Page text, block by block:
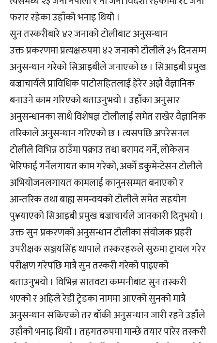
फरार रहेका उहाँको भनाइ थियोे ।
सुन तस्करीबारे ४२ जनाको टोलीबाट अनुसन्धान
उक्त प्रकरणमा प्रत्यक्षरुपमा ४२ जनाको टोलीले ३५ दिनसम्म
अनुसन्धान गरेको सिआइबीले जनाएको छ । सिआइबी प्रमुख
बज्राचार्यले प्राविधिक पाटोसहितलाई हेरेर अझै वैज्ञानिक
बनाउने काम गरिएको बताउनुभयो । उहाँका अनुसार
अनुसन्धानका साथै विशेषज्ञ टोलीलाई समेत राखेर वैज्ञानिक
तरिकाले अनुसन्धान गरिएको छ । त्यसपछि अपरेसनल
टोलीले विभिन्न ठाउँमा पक्राउ तथा बरामद गर्ने, लोकेसन
भेरिफाई गर्नेलगायत काम गरेको, अर्काे डकुमेन्टेसन टोलीले
अभियोजनलगायत कामलाई कानुनसम्मत बनाएको र
आन्तरिक तथा बाह्य समन्वयको टोलीले समेत सहयोग
पु¥याएको सिआइबी प्रमुख बज्राचार्यले जानकारी दिनुभयो ।
उक्त सुन प्रकरणको अनुसन्धान टोलीका संयोजक प्रहरी
उपरीक्षक सञ्जयसिंह थापाले तस्करहरुले सुरुमा ट्रायल गरेर
परीक्षण गरेपछि मात्रै सुन तस्करी गरेको पाइएको
बताउनुभयो । विभिन्न सातवटा कम्पनीबाट सुन तस्करी
भएको र अहिले रेडी ट्रेडका नाममा आएको सुनको मात्रै
अनुसन्धान सकिएको तर बाँकी अनुसन्धान जारी रहने उहाँले
उहाँको भनाइ थियो । तहगतरुपमा मान्छे तयार पारेर तस्करी